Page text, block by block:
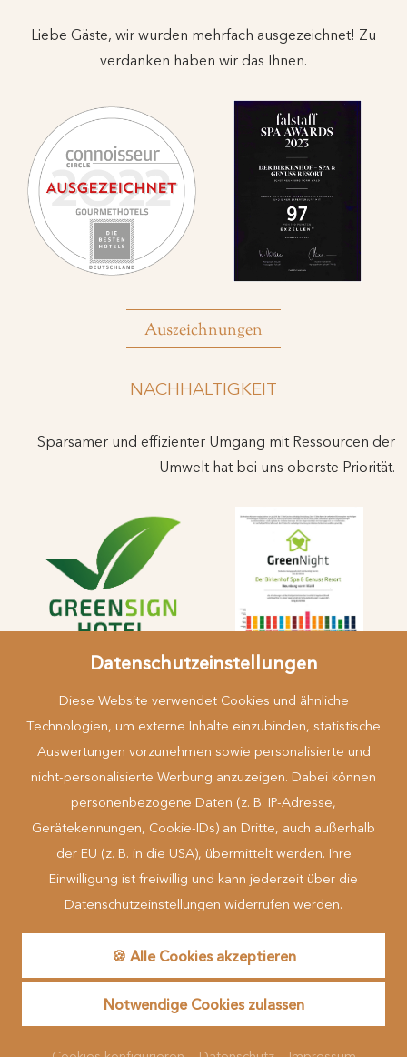
Datenschutzeinstellungen
Diese Website verwendet Cookies und ähnliche
Technologien, um externe Inhalte einzubinden, statistische
Auswertungen vorzunehmen sowie personalisierte und
nicht-personalisierte Werbung anzuzeigen. Dabei können
personenbezogene Daten (z. B. IP-Adresse,
Gerätekennungen, Cookie-IDs) an Dritte, auch außerhalb
der EU (z. B. in die USA), übermittelt werden. Ihre
Einwilligung ist freiwillig und kann jederzeit über die
Datenschutzeinstellungen widerrufen werden.
🍪 Alle Cookies akzeptieren
Notwendige Cookies zulassen
Liebe Gäste, wir wurden mehrfach ausgezeichnet! Zu
verdanken haben wir das Ihnen.
Auszeichnungen
NACHHALTIGKEIT
Sparsamer und effizienter Umgang mit Ressourcen der
Umwelt hat bei uns oberste Priorität.
Mehr erfahren
... zu Gast in der Natur
Reguest Messenger
Wenn Sie den Messenger nutzen möchten müssen Sie die
Cookies von Reguest akzeptieren!